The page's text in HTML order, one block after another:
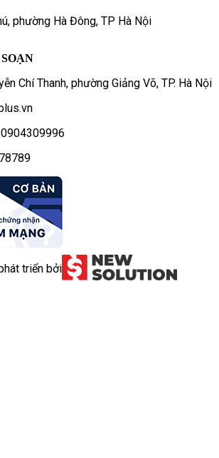
phường Hà Đông, TP Hà Nội
Chí Thanh, phường Giảng Võ, TP. Hà Nội
triển bởi